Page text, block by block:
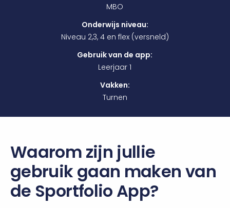
MBO
Onderwijs niveau:
Niveau 2,3, 4 en flex (versneld)
Gebruik van de app:
Leerjaar 1
Vakken:
Turnen
Waarom zijn jullie
gebruik gaan maken van
de Sportfolio App?